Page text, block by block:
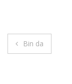
Bin da